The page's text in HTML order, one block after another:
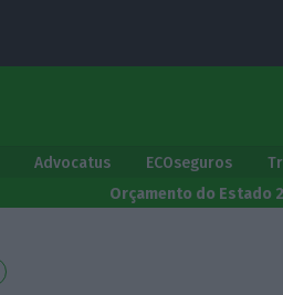
Advocatus ECOseguros
Orçamento do Estado